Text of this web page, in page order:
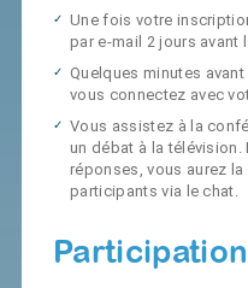
Une fois votre
par e-mail 2 jours avant
Quelques minutes
vous connectez avec
Vous assistez à la
un débat à la
réponses, vous aurez
participants via le chat.